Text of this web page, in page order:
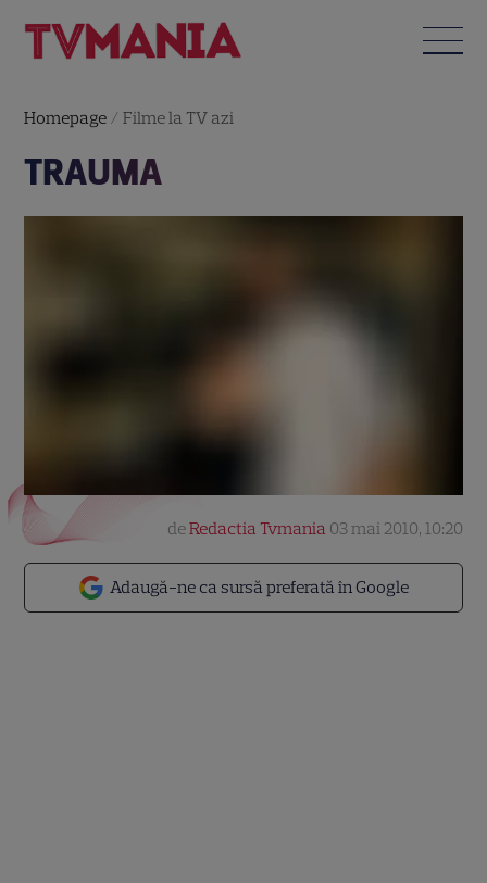
Homepage /Filme la TV azi
TRAUMA
Adaugă-ne ca sursă preferată în Google
deRedactia Tvmania 03 mai 2010, 10:20